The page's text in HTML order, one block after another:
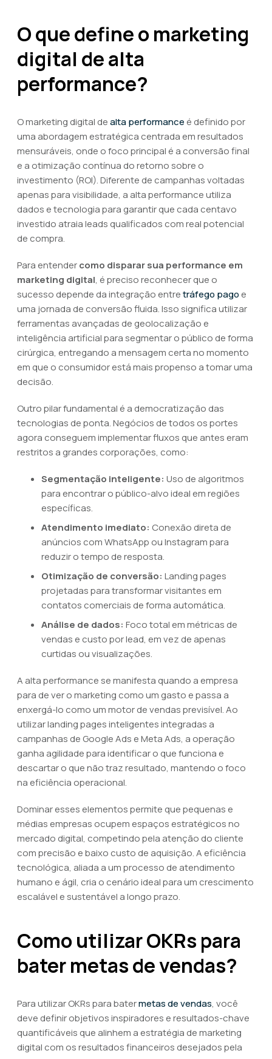
O que define o marketing
digital de alta
performance?
O marketing digital dealta performance é definido por
uma abordagem estratégica centrada em resultados
mensuráveis, onde o foco principal é a conversão final
e a otimização contínua do retorno sobre o
investimento (ROI). Diferente de campanhas voltadas
apenas para visibilidade, a alta performance utiliza
dados e tecnologia para garantir que cada centavo
investido atraia leads qualificados com real potencial
de compra.
Para entendercomo disparar sua performance em
marketing digital, é preciso reconhecer que o
sucesso depende da integração entretráfego pago e
uma jornada de conversão fluida. Isso significa utilizar
ferramentas avançadas de geolocalização e
inteligência artificial para segmentar o público de forma
cirúrgica, entregando a mensagem certa no momento
em que o consumidor está mais propenso a tomar uma
decisão.
Outro pilar fundamental é a democratização das
tecnologias de ponta. Negócios de todos os portes
agora conseguem implementar fluxos que antes eram
restritos a grandes corporações, como:
Segmentação inteligente: Uso de algoritmos
para encontrar o público-alvo ideal em regiões
específicas.
Atendimento imediato: Conexão direta de
anúncios com WhatsApp ou Instagram para
reduzir o tempo de resposta.
Otimização de conversão: Landing pages
projetadas para transformar visitantes em
contatos comerciais de forma automática.
Análise de dados: Foco total em métricas de
vendas e custo por lead, em vez de apenas
curtidas ou visualizações.
A alta performance se manifesta quando a empresa
para de ver o marketing como um gasto e passa a
enxergá-lo como um motor de vendas previsível. Ao
utilizar landing pages inteligentes integradas a
campanhas de Google Ads e Meta Ads, a operação
ganha agilidade para identificar o que funciona e
descartar o que não traz resultado, mantendo o foco
na eficiência operacional.
Dominar esses elementos permite que pequenas e
médias empresas ocupem espaços estratégicos no
mercado digital, competindo pela atenção do cliente
com precisão e baixo custo de aquisição. A eficiência
tecnológica, aliada a um processo de atendimento
humano e ágil, cria o cenário ideal para um crescimento
escalável e sustentável a longo prazo.
Como utilizar OKRs para
bater metas de vendas?
Para utilizar OKRs para batermetas de vendas, você
deve definir objetivos inspiradores e resultados-chave
quantificáveis que alinhem a estratégia de marketing
digital com os resultados financeiros desejados pela